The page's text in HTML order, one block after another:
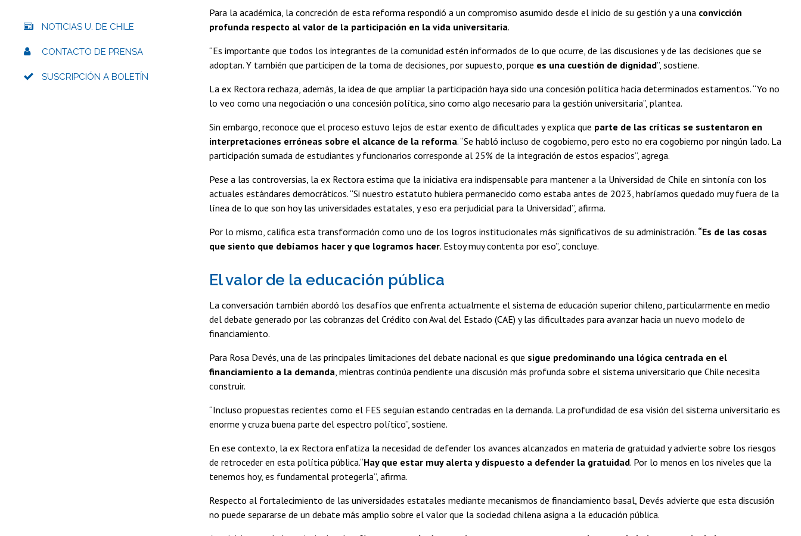
Para la académica, la concreción de esta reforma respondió a un compromiso asumido desde el inicio de su gestión y a una convicción
profunda respecto al valor de la participación en la vida universitaria.
“Es importante que todos los integrantes de la comunidad estén informados de lo que ocurre, de las discusiones y de las decisiones que se
adoptan. Y también que participen de la toma de decisiones, por supuesto, porque es una cuestión de dignidad”, sostiene.
La ex Rectora rechaza, además, la idea de que ampliar la participación haya sido una concesión política hacia determinados estamentos. “Yo no
lo veo como una negociación o una concesión política, sino como algo necesario para la gestión universitaria”, plantea.
Sin embargo, reconoce que el proceso estuvo lejos de estar exento de dificultades y explica que parte de las críticas se sustentaron en
interpretaciones erróneas sobre el alcance de la reforma. “Se habló incluso de cogobierno, pero esto no era cogobierno por ningún lado. La
participación sumada de estudiantes y funcionarios corresponde al 25% de la integración de estos espacios”, agrega.
Pese a las controversias, la ex Rectora estima que la iniciativa era indispensable para mantener a la Universidad de Chile en sintonía con los
actuales estándares democráticos. “Si nuestro estatuto hubiera permanecido como estaba antes de 2023, habríamos quedado muy fuera de la
línea de lo que son hoy las universidades estatales, y eso era perjudicial para la Universidad”, afirma.
Por lo mismo, califica esta transformación como uno de los logros institucionales más significativos de su administración. “Es de las cosas
que siento que debíamos hacer y que logramos hacer. Estoy muy contenta por eso”, concluye.
El valor de la educación pública
La conversación también abordó los desafíos que enfrenta actualmente el sistema de educación superior chileno, particularmente en medio
del debate generado por las cobranzas del Crédito con Aval del Estado (CAE) y las dificultades para avanzar hacia un nuevo modelo de
financiamiento.
Para Rosa Devés, una de las principales limitaciones del debate nacional es que sigue predominando una lógica centrada en el
financiamiento a la demanda , mientras continúa pendiente una discusión más profunda sobre el sistema universitario que Chile necesita
construir.
“Incluso propuestas recientes como el FES seguían estando centradas en la demanda. La profundidad de esa visión del sistema universitario es
enorme y cruza buena parte del espectro político”, sostiene.
En ese contexto, la ex Rectora enfatiza la necesidad de defender los avances alcanzados en materia de gratuidad y advierte sobre los riesgos
de retroceder en esta política pública.“Hay que estar muy alerta y dispuesto a defender la gratuidad. Por lo menos en los niveles que la
tenemos hoy, es fundamental protegerla”, afirma.
Respecto al fortalecimiento de las universidades estatales mediante mecanismos de financiamiento basal, Devés advierte que esta discusión
no puede separarse de un debate más amplio sobre el valor que la sociedad chilena asigna a la educación pública.
NOTICIAS U. DE CHILE
CONTACTO DE PRENSA
SUSCRIPCIÓN A BOLETÍN